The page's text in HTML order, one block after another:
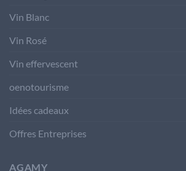
Vin Blanc
Vin Rosé
Vin effervescent
oenotourisme
Idées cadeaux
Offres Entreprises
AGAMY